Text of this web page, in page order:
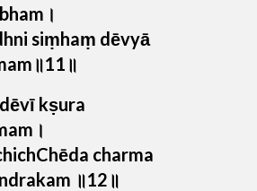
siṃhaṃ dēvyā
kṣura
charma
॥12॥